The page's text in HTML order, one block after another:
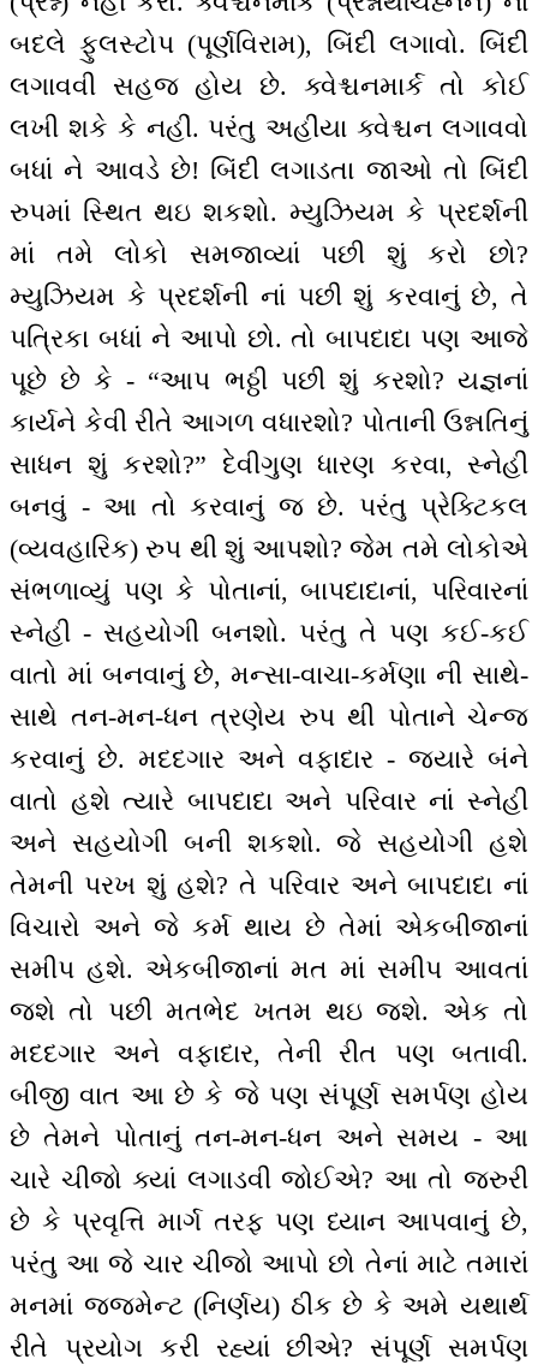
બદલે ફુલસ્ટોપ (પૂર્ણવિરામ), બિંદી લગાવો. બિંદી
લગાવવી સહજ હોય છે. ક્વેશ્ચનમાર્ક તો કોઈ
લખી શકે કે નહીં. પરંતુ અહીંયા ક્વેશ્ચન લગાવવો
બધાં ને આવડે છે! બિંદી લગાડતા જાઓ તો બિંદી
રુપમાં સ્થિત થઇ શકશો. મ્યુઝિયમ કે પ્રદર્શની
માં તમે લોકો સમજાવ્યાં પછી શું કરો છો?
મ્યુઝિયમ કે પ્રદર્શની નાં પછી શું કરવાનું છે, તે
પત્રિકા બધાં ને આપો છો. તો બાપદાદા પણ આજે
પૂછે છે કે - “આપ ભઠ્ઠી પછી શું કરશો? યજ્ઞનાં
કાર્યને કેવી રીતે આગળ વધારશો? પોતાની ઉન્નતિનું
સાધન શું કરશો?” દેવીગુણ ધારણ કરવા, સ્નેહી
બનવું - આ તો કરવાનું જ છે. પરંતુ પ્રેક્ટિકલ
(વ્યવહારિક) રુપ થી શું આપશો? જેમ તમે લોકોએ
સંભળાવ્યું પણ કે પોતાનાં, બાપદાદાનાં, પરિવારનાં
સ્નેહી - સહયોગી બનશો. પરંતુ તે પણ કઈ-કઈ
વાતો માં બનવાનું છે, મન્સા-વાચા-કર્મણા ની સાથે-
સાથે તન-મન-ધન ત્રણેય રુપ થી પોતાને ચેન્જ
કરવાનું છે. મદદગાર અને વફાદાર - જ્યારે બંને
વાતો હશે ત્યારે બાપદાદા અને પરિવાર નાં સ્નેહી
અને સહયોગી બની શકશો. જે સહયોગી હશે
તેમની પરખ શું હશે? તે પરિવાર અને બાપદાદા નાં
વિચારો અને જે કર્મ થાય છે તેમાં એકબીજાનાં
સમીપ હશે. એકબીજાનાં મત માં સમીપ આવતાં
જશે તો પછી મતભેદ ખતમ થઇ જશે. એક તો
મદદગાર અને વફાદાર, તેની રીત પણ બતાવી.
બીજી વાત આ છે કે જે પણ સંપૂર્ણ સમર્પણ હોય
છે તેમને પોતાનું તન-મન-ધન અને સમય - આ
ચારે ચીજો ક્યાં લગાડવી જોઈએ? આ તો જરુરી
છે કે પ્રવૃત્તિ માર્ગ તરફ પણ ધ્યાન આપવાનું છે,
પરંતુ આ જે ચાર ચીજો આપો છો તેનાં માટે તમારાં
મનમાં જજમેન્ટ (નિર્ણય) ઠીક છે કે અમે યથાર્થ
રીતે પ્રયોગ કરી રહ્યાં છીએ? સંપૂર્ણ સમર્પણ